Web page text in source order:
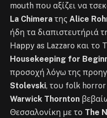
mouth που αξίζει να
La Chimera της Alice
ήδη τα διαπιστευτήριά
Happy as Lazzaro και το
Housekeeping for
προσοχή λόγω της
Stolevski, του folk horror
Warwick Thornton
Θεσσαλονίκη με το The